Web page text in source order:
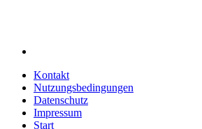
Kontakt
Nutzungsbedingungen
Datenschutz
Impressum
Start